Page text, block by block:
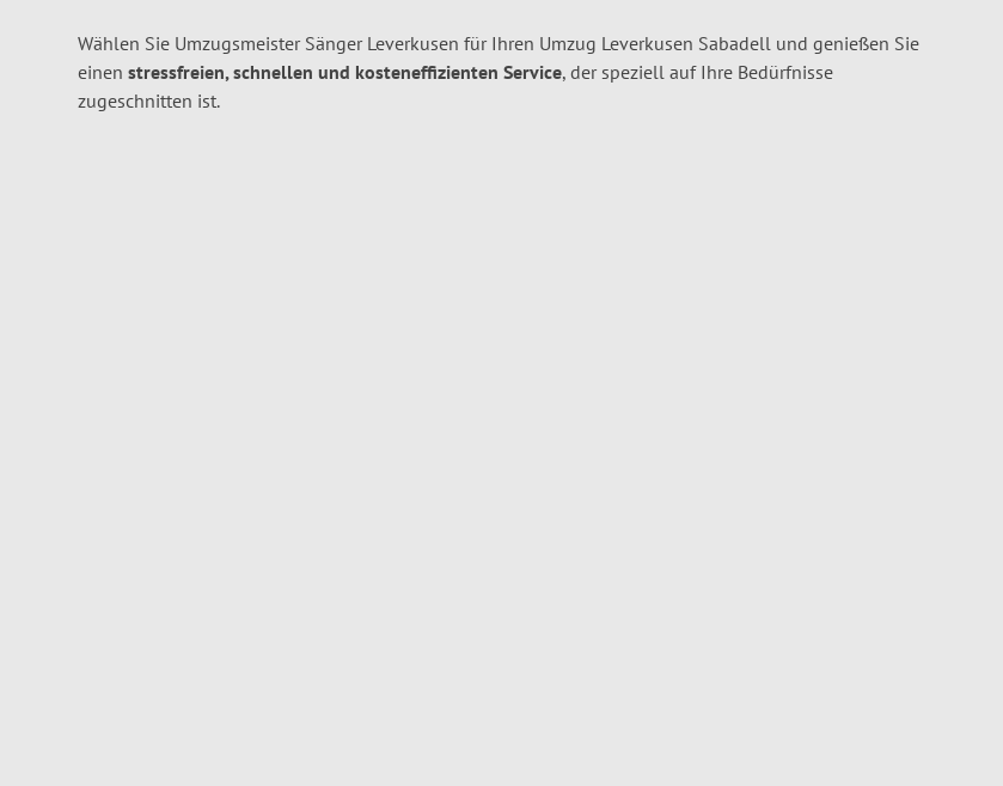
Wählen Sie Umzugsmeister Sänger Leverkusen für Ihren Umzug Leverkusen Sabadell und genießen Sie
einen stressfreien, schnellen und kosteneffizienten Service, der speziell auf Ihre Bedürfnisse
zugeschnitten ist.